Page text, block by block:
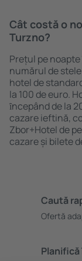
Cât costă o
Turzno?
Prețul pe
numărul de
hotel de
la 100 de euro.
ȋncepând de la
cazare ieftină,
Zbor+Hotel de
cazare și bilete
Caută
Ofertă